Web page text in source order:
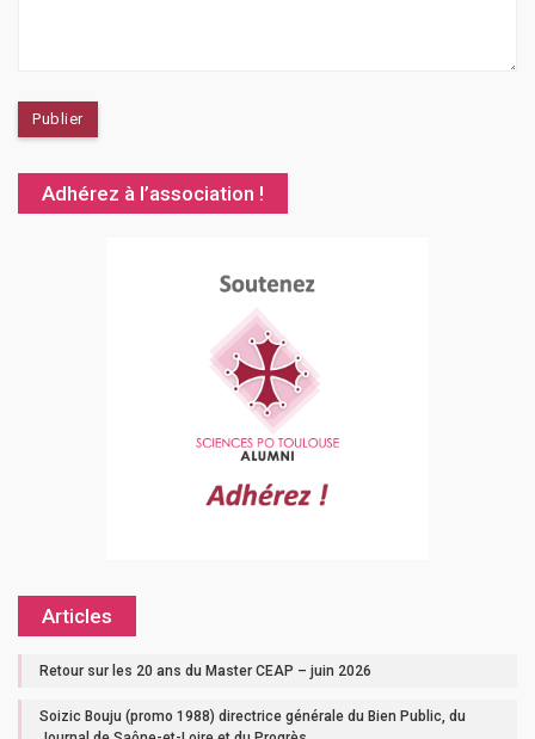
Adhérez à l’association !
Articles
Retour sur les 20 ans du Master CEAP – juin 2026
Soizic Bouju (promo 1988) directrice générale du Bien Public, du